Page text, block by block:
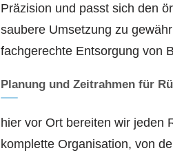
Präzision und passt sich den
saubere Umsetzung zu
fachgerechte Entsorgung von
Planung und Zeitrahmen für
hier vor Ort bereiten wir jeden
komplette Organisation, von